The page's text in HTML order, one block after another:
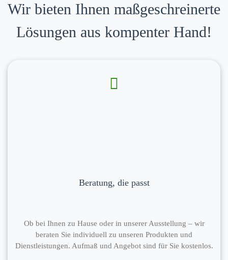
Wir bieten Ihnen maßgeschreinerte
Lösungen aus kompenter Hand!
Beratung, die passt
Ob bei Ihnen zu Hause oder in unserer Ausstellung – wir
beraten Sie individuell zu unseren Produkten und
Dienstleistungen. Aufmaß und Angebot sind für Sie kostenlos.